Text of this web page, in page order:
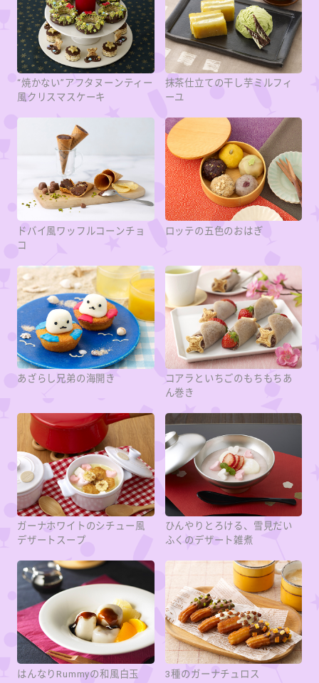
“焼かない”アフタヌーンティー
風クリスマスケーキ
抹茶仕立ての干し芋ミルフィ
ーユ
ドバイ風ワッフルコーンチョ
コ
ロッテの五色のおはぎ
あざらし兄弟の海開き
コアラといちごのもちもちあ
ん巻き
ガーナホワイトのシチュー風
デザートスープ
ひんやりとろける、雪見だい
ふくのデザート雑煮
はんなりRummyの和風白玉 3種のガーナチュロス